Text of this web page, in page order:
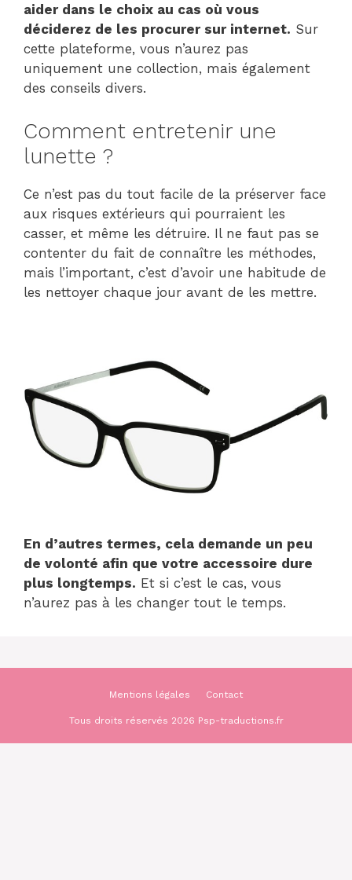
aider dans le choix au cas où vous
déciderez de les procurer sur internet. Sur
cette plateforme, vous n’aurez pas
uniquement une collection, mais également
des conseils divers.
Comment entretenir une
lunette ?
Ce n’est pas du tout facile de la préserver face
aux risques extérieurs qui pourraient les
casser, et même les détruire. Il ne faut pas se
contenter du fait de connaître les méthodes,
mais l’important, c’est d’avoir une habitude de
les nettoyer chaque jour avant de les mettre.
En d’autres termes, cela demande un peu
de volonté afin que votre accessoire dure
plus longtemps. Et si c’est le cas, vous
n’aurez pas à les changer tout le temps.
Mentions légales Contact
Tous droits réservés 2026 Psp-traductions.fr